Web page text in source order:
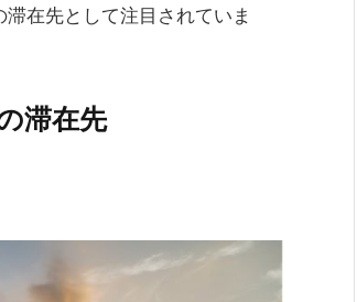
在先として注目されていま
滞在先